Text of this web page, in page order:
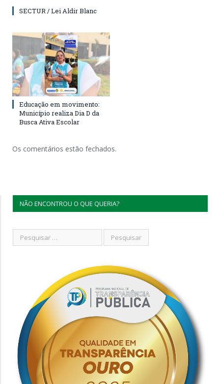
SECTUR / Lei Aldir Blanc
Educação em movimento:
Município realiza Dia D da
Busca Ativa Escolar
Os comentários estão fechados.
NÃO ENCONTROU O QUE QUERIA?